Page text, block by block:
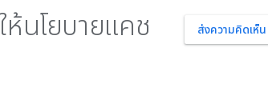
ส่งความคิดเห็น
นโยบายแคช